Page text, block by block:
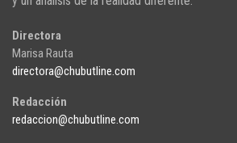
Directora
Marisa Rauta
directora@chubutline.com
Redacción
redaccion@chubutline.com